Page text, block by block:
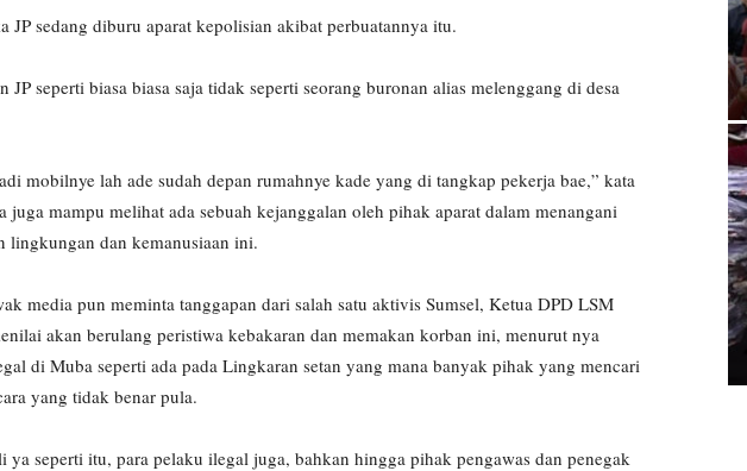
JP sedang diburu aparat kepolisian akibat perbuatannya itu.
JP seperti biasa biasa saja tidak seperti seorang buronan alias melenggang di desa
mobilnye lah ade sudah depan rumahnye kade yang di tangkap pekerja bae,” kata
juga mampu melihat ada sebuah kejanggalan oleh pihak aparat dalam menangani
lingkungan dan kemanusiaan ini.
media pun meminta tanggapan dari salah satu aktivis Sumsel, Ketua DPD LSM
akan berulang peristiwa kebakaran dan memakan korban ini, menurut nya
di Muba seperti ada pada Lingkaran setan yang mana banyak pihak yang mencari
yang tidak benar pula.
ya seperti itu, para pelaku ilegal juga, bahkan hingga pihak pengawas dan penegak